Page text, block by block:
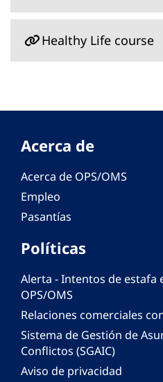
Healthy Life course
Acerca de
Acerca de OPS/OMS
Empleo
Pasantías
Políticas
Alerta - Intentos de estafa
OPS/OMS
Relaciones comerciales
Sistema de Gestión de
Conflictos (SGAIC)
Aviso de privacidad